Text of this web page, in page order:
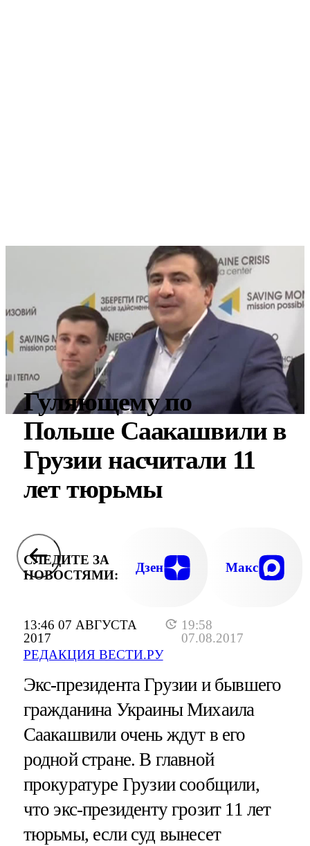
13:46 07 АВГУСТА
2017
19:58
07.08.2017
РЕДАКЦИЯ ВЕСТИ.РУ
Гуляющему по
Польше Саакашвили в
Грузии насчитали 11
лет тюрьмы
СЛЕДИТЕ ЗА
НОВОСТЯМИ:
Дзен Макс
Экс-президента Грузии и бывшего
гражданина Украины Михаила
Саакашвили очень ждут в его
родной стране. В главной
прокуратуре Грузии сообщили,
что экс-президенту грозит 11 лет
тюрьмы, если суд вынесет